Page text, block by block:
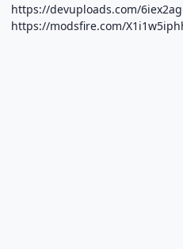
https://devuploads.com/
https://modsfire.com/